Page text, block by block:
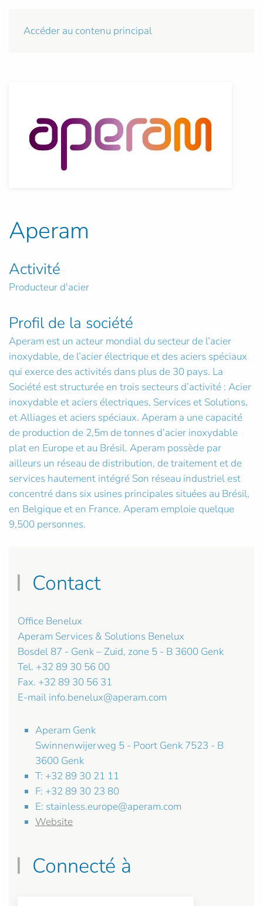
Accéder au contenu principal
Aperam
Activité
Producteur d'acier
Profil de la société
Aperam est un acteur mondial du secteur de l’acier
inoxydable, de l’acier électrique et des aciers spéciaux
qui exerce des activités dans plus de 30 pays. La
Société est structurée en trois secteurs d’activité : Acier
inoxydable et aciers électriques, Services et Solutions,
et Alliages et aciers spéciaux. Aperam a une capacité
de production de 2,5m de tonnes d’acier inoxydable
plat en Europe et au Brésil. Aperam possède par
ailleurs un réseau de distribution, de traitement et de
services hautement intégré Son réseau industriel est
concentré dans six usines principales situées au Brésil,
en Belgique et en France. Aperam emploie quelque
9,500 personnes.
Contact
Office Benelux
Aperam Services & Solutions Benelux
Bosdel 87 - Genk – Zuid, zone 5 - B 3600 Genk
Tel. +32 89 30 56 00
Fax. +32 89 30 56 31
E-mail info.benelux@aperam.com
Aperam Genk
Swinnenwijerweg 5 - Poort Genk 7523 - B
3600 Genk
T: +32 89 30 21 11
F: +32 89 30 23 80
E: stainless.europe@aperam.com
Website
Connecté à